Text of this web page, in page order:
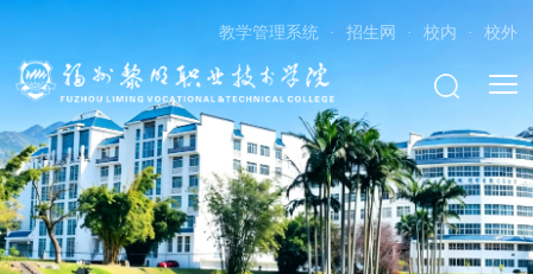
教学管理系统 · 招生网 · 校内 · 校外